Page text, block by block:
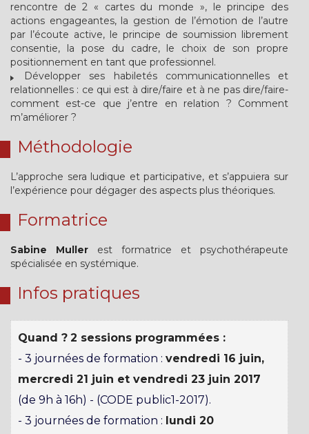
rencontre de 2 « cartes du monde », le principe des
actions engageantes, la gestion de l’émotion de l’autre
par l’écoute active, le principe de soumission librement
consentie, la pose du cadre, le choix de son propre
positionnement en tant que professionnel.
Développer ses habiletés communicationnelles et
relationnelles : ce qui est à dire/faire et à ne pas dire/faire-
comment est-ce que j’entre en relation ? Comment
m’améliorer ?
Méthodologie
L’approche sera ludique et participative, et s’appuiera sur
l’expérience pour dégager des aspects plus théoriques.
Formatrice
Sabine Muller est formatrice et psychothérapeute
spécialisée en systémique.
Infos pratiques
Quand ? 2 sessions programmées :
- 3 journées de formation : vendredi 16 juin,
mercredi 21 juin et vendredi 23 juin 2017
(de 9h à 16h) - (CODE public1-2017).
- 3 journées de formation : lundi 20